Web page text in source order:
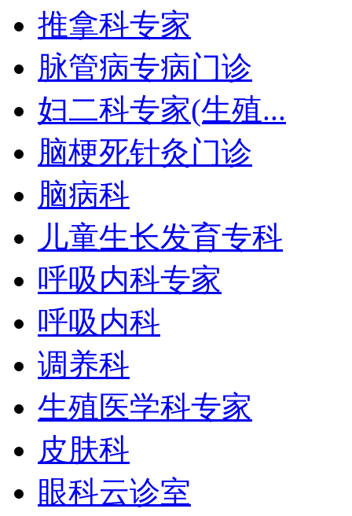
推拿科专家
脉管病专病门诊
妇二科专家(生殖...
脑梗死针灸门诊
脑病科
儿童生长发育专科
呼吸内科专家
呼吸内科
调养科
生殖医学科专家
皮肤科
眼科云诊室